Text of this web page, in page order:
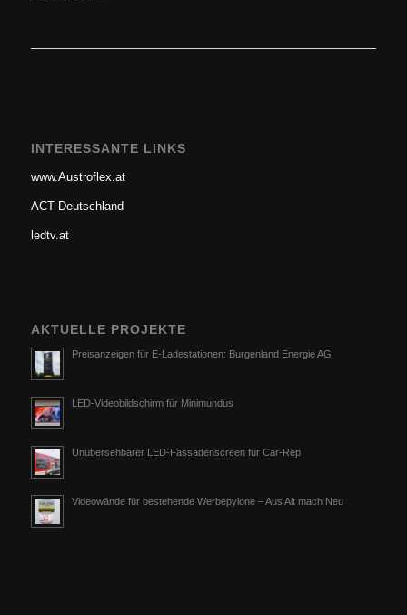
INTERESSANTE LINKS
www.Austroflex.at
ACT Deutschland
ledtv.at
AKTUELLE PROJEKTE
Preisanzeigen für E-Ladestationen: Burgenland Energie AG
LED-Videobildschirm für Minimundus
Unübersehbarer LED-Fassadenscreen für Car-Rep
Videowände für bestehende Werbepylone – Aus Alt mach Neu